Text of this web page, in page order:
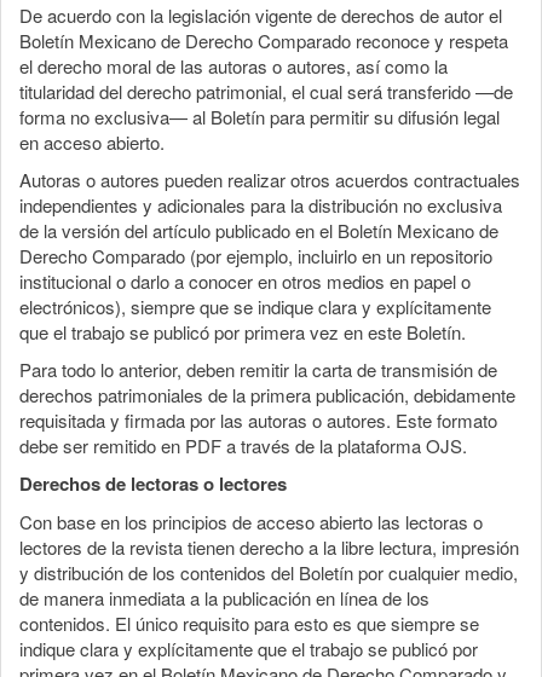
De acuerdo con la legislación vigente de derechos de autor el
Boletín Mexicano de Derecho Comparado reconoce y respeta
el derecho moral de las autoras o autores, así como la
titularidad del derecho patrimonial, el cual será transferido —de
forma no exclusiva— al Boletín para permitir su difusión legal
en acceso abierto.
Autoras o autores pueden realizar otros acuerdos contractuales
independientes y adicionales para la distribución no exclusiva
de la versión del artículo publicado en el Boletín Mexicano de
Derecho Comparado (por ejemplo, incluirlo en un repositorio
institucional o darlo a conocer en otros medios en papel o
electrónicos), siempre que se indique clara y explícitamente
que el trabajo se publicó por primera vez en este Boletín.
Para todo lo anterior, deben remitir la carta de transmisión de
derechos patrimoniales de la primera publicación, debidamente
requisitada y firmada por las autoras o autores. Este formato
debe ser remitido en PDF a través de la plataforma OJS.
Derechos de lectoras o lectores
Con base en los principios de acceso abierto las lectoras o
lectores de la revista tienen derecho a la libre lectura, impresión
y distribución de los contenidos del Boletín por cualquier medio,
de manera inmediata a la publicación en línea de los
contenidos. El único requisito para esto es que siempre se
indique clara y explícitamente que el trabajo se publicó por